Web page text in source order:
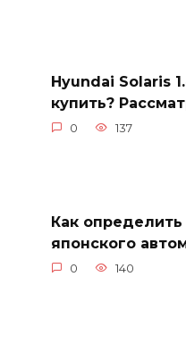
Hyundai Solaris
купить?
0 137
Как
японского
0 140